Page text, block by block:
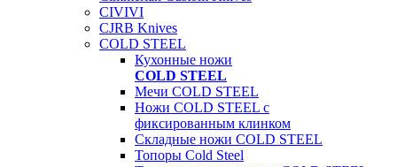
CIVIVI
CJRB Knives
COLD STEEL
Кухонные ножи
COLD STEEL
Мечи COLD STEEL
Ножи COLD STEEL с
фиксированным клинком
Складные ножи COLD STEEL
Топоры Cold Steel